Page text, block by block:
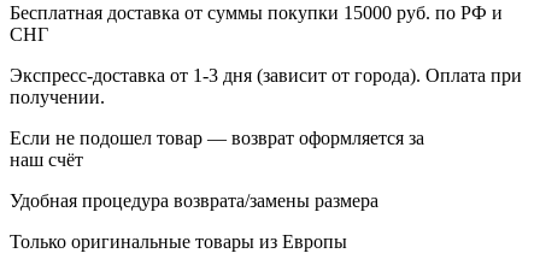
Бесплатная доставка от суммы покупки 15000 руб. по РФ и
СНГ
Экспресс-доставка от 1-3 дня (зависит от города). Оплата при
получении.
Если не подошел товар — возврат оформляется за
наш счёт
Удобная процедура возврата/замены размера
Только оригинальные товары из Европы